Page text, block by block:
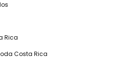
Rica
Costa Rica